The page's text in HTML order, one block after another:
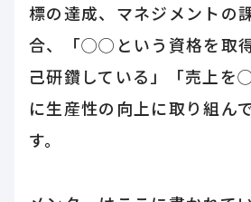
標の達成、マネジメントの
合、「◯◯という資格を取
己研鑽している」「売上を
に生産性の向上に取り組ん
す。